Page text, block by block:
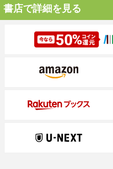
書店で詳細を見る